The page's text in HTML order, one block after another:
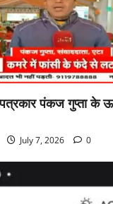
पंकज गुप्ता के
July 7, 2026 0